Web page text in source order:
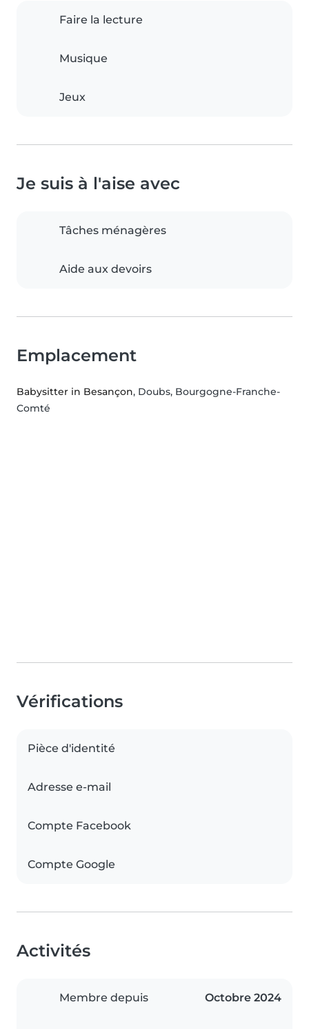
Faire la lecture
Musique
Jeux
Je suis à l'aise avec
Tâches ménagères
Aide aux devoirs
Emplacement
Babysitter in Besançon, Doubs, Bourgogne-Franche-
Comté
Vérifications
Pièce d'identité
Adresse e-mail
Compte Facebook
Compte Google
Activités
Membre depuis Octobre 2024